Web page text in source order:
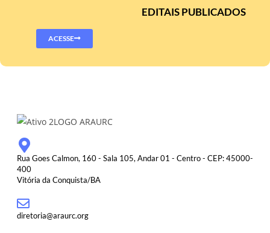
EDITAIS PUBLICADOS
ACESSE
Rua Goes Calmon, 160 - Sala 105, Andar 01 - Centro - CEP: 45000-
400
Vitória da Conquista/BA
diretoria@araurc.org